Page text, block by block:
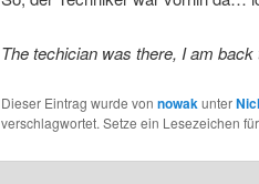
The techician was there, I am back
Dieser Eintrag wurde von nowakunter
verschlagwortet. Setze ein Lesezeichen